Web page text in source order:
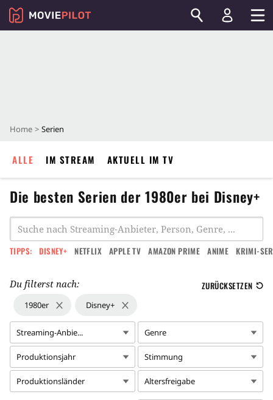
Home Serien
ALLE IM STREAM AKTUELL IM TV
Die besten Serien der 1980er bei Disney+
TIPPS: DISNEY+ NETFLIX APPLE TV AMAZON PRIME ANIME KRIMI-
Du filterst nach: ZURÜCKSETZEN
1980er Disney+
Streaming-Anbie... Genre
Produktionsjahr Stimmung
Produktionsländer Altersfreigabe